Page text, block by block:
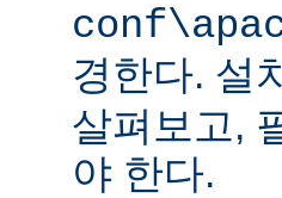
경한다. 설
살펴보고,
야 한다.